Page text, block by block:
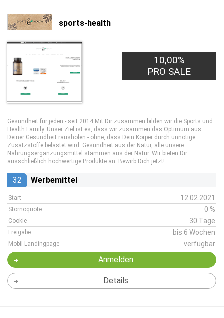
sports-health
10,00%
PRO SALE
Gesundheit für jeden - seit 2014 Mit Dir zusammen bilden wir die Sports und
Health Family. Unser Ziel ist es, dass wir zusammen das Optimum aus
Deiner Gesundheit rausholen - ohne, dass Dein Körper durch unnötige
Zusatzstoffe belastet wird. Gesundheit aus der Natur, alle unsere
Nahrungsergänzungsmittel stammen aus der Natur. Wir bieten Dir
ausschließlich hochwertige Produkte an. Bewirb Dich jetzt!
32 Werbemittel
Start 12.02.2021
Stornoquote 0 %
Cookie 30 Tage
Freigabe bis 6 Wochen
Mobil-Landingpage verfügbar
Anmelden
Details